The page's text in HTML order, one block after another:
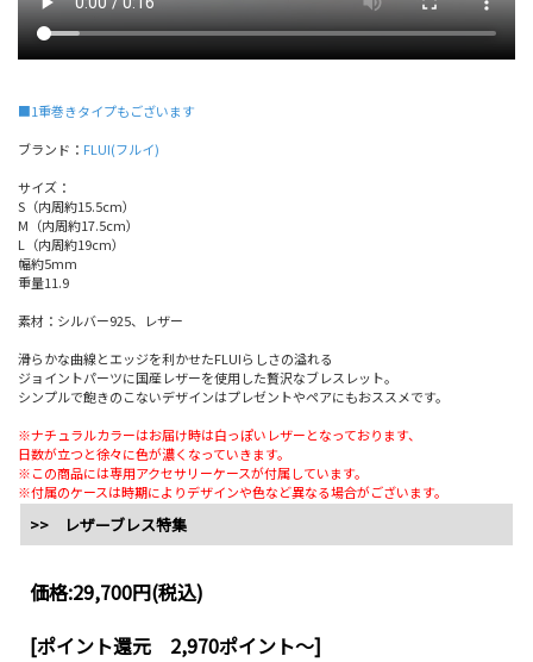
■1重巻きタイプもございます
ブランド： FLUI(フルイ)
サイズ：
S（内周約15.5cm）
M（内周約17.5cm）
L（内周約19cm）
幅約5mm
重量11.9
素材：シルバー925、レザー
滑らかな曲線とエッジを利かせたFLUIらしさの溢れる
ジョイントパーツに国産レザーを使用した贅沢なブレスレット。
シンプルで飽きのこないデザインはプレゼントやペアにもおススメです。
※ナチュラルカラーはお届け時は白っぽいレザーとなっております、
日数が立つと徐々に色が濃くなっていきます。
※この商品には専用アクセサリーケースが付属しています。
※付属のケースは時期によりデザインや色など異なる場合がございます。
>> レザーブレス特集
価格:29,700円(税込)
[ポイント還元 2,970ポイント～]